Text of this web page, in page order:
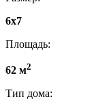
6x7
Площадь:
62 м2
Тип дома: